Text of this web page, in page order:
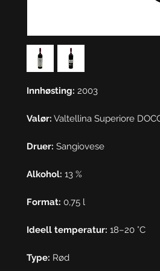
Innhøsting: 2003
Valør: Valtellina Superiore
Druer: Sangiovese
Alkohol: 13 %
Format: 0,75 l
Ideell temperatur: 18–20 °C
Type: Rød